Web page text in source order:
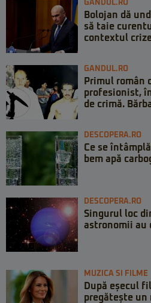
GANDUL.RO
Bolojan dă
să taie
contextul
GANDUL.RO
Primul român
profesionist,
de crimă.
DESCOPERA.RO
Ce se
bem apă
DESCOPERA.RO
Singurul loc
astronomii au
MUZICA SI FILME
După eșecul
pregătește un